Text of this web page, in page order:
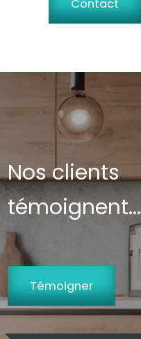
Contact
Nos clients
témoignent...
Témoigner